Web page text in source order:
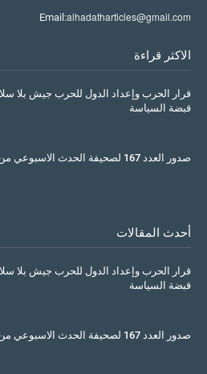
Email:alhadatharticles@gmail.com
الاكثر قراءة
قرار الحرب وإعداد الدول للحرب جيش بلا
قبضة السياسة
صدور العدد 167 لصحيفة الحدث الاسبوعي من لندن
أحدث المقالات
قرار الحرب وإعداد الدول للحرب جيش بلا
قبضة السياسة
صدور العدد 167 لصحيفة الحدث الاسبوعي من لندن